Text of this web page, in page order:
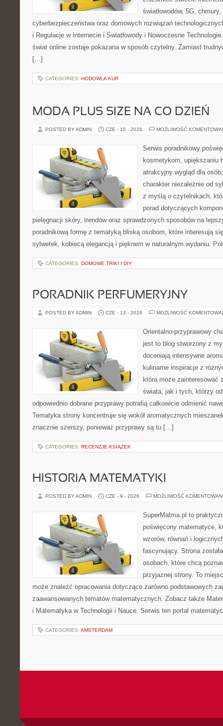
światłowodów, 5G,
cyberbezpieczeństwa oraz domowych rozwiązań
i Regulacje w Internecie i Światłowody i Nowoczesne
świat online zostaje pokazana w sposób czytelny. Zamiast
[…]
CATEGORIES: HODOWLA KUR
MODA PLUS SIZE NA CO DZIEŃ
POSTED BY ADMIN CZE - 15 - 2026 MOŻLIWOŚĆ
Serwis poradnikowy
kosmetykom, upiększaniu
atrakcyjny wygląd dla
charakter niezależnie od
z myślą o czytelnikach,
porad dotyczących
pielęgnacji skóry, trendów oraz sprawdzonych sposobów na
poradnikową formę z tematyką bliską osobom, które interesują
sylwetek, kobiecą elegancją i pięknem w naturalnym wydaniu.
CATEGORIES: DOMOWE TRIKI I DIY
PORADNIK PERFUMERYJNY
POSTED BY ADMIN CZE - 13 - 2026 MOŻLIWOŚĆ
Orientalno-przyprawowy
jest to blog stworzony z
doceniają intensywne
kulinarne inspiracje z
która może zainteresować
świata, jak i tych, którzy
odpowiednio dobrane przyprawy potrafią całkowicie odmienić
Tematyka strony koncentruje się wokół aromatycznych
znacznie szerszy, ponieważ przyprawy są tu […]
CATEGORIES: RECENZJE KSIĄŻEK
HISTORIA MATEMATYKI
POSTED BY ADMIN CZE - 9 - 2026 MOŻLIWOŚĆ
SuperMatma.pl to
poświęcony matematyce,
wzorów, równań i
fascynujący. Strona
osobach, które chcą
przyjaznej strony. To
może znaleźć opracowania dotyczące zarówno podstawowych
zaawansowanych tematów matematycznych. Zobacz także
i Matematyka w Technologii i Nauce. Serwis ten portal
CATEGORIES: AMSTERDAM